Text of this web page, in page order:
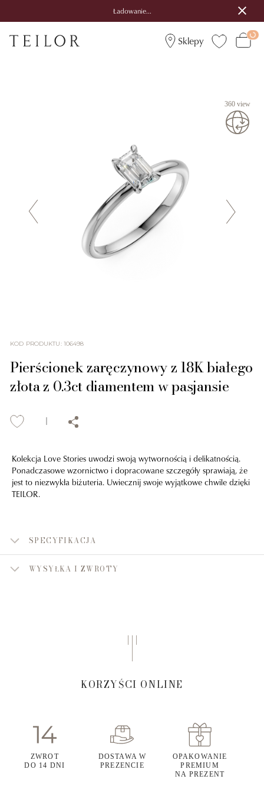
Ładowanie...
Sklepy
360 view
KOD PRODUKTU: 106498
Pierścionek zaręczynowy z 18K białego
złota z 0.3ct diamentem w pasjansie
Kolekcja Love Stories uwodzi swoją wytwornością i delikatnością.
Ponadczasowe wzornictwo i dopracowane szczegóły sprawiają, że
jest to niezwykła biżuteria. Uwiecznij swoje wyjątkowe chwile dzięki
TEILOR.
SPECYFIKACJA
WYSYŁKA I ZWROTY
KORZYŚCI ONLINE
ZWROT
DO 14 DNI
DOSTAWA W
PREZENCIE
OPAKOWANIE
PREMIUM
NA PREZENT